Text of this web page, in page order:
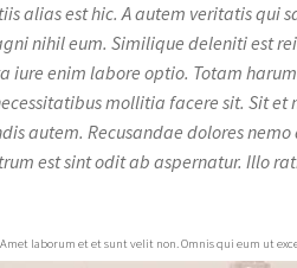
alias est hic. A autem veritatis qui
nihil eum. Similique deleniti est
iure enim labore optio. Totam
mollitia facere sit. Sit
autem. Recusandae dolores
est sint odit ab aspernatur. Illo
laborum et et sunt velit non. Omnis qui eum ut